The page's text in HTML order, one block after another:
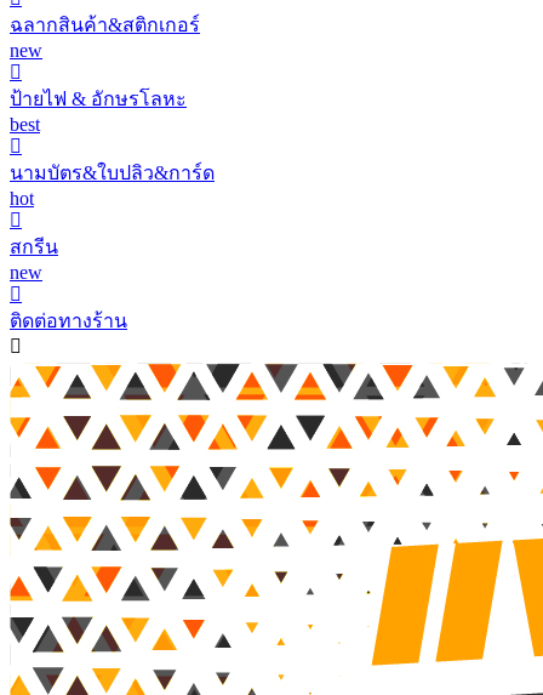
ฉลากสินค้า&สติกเกอร์
new
ป้ายไฟ & อักษรโลหะ
best
นามบัตร&ใบปลิว&การ์ด
hot
สกรีน
new
ติดต่อทางร้าน